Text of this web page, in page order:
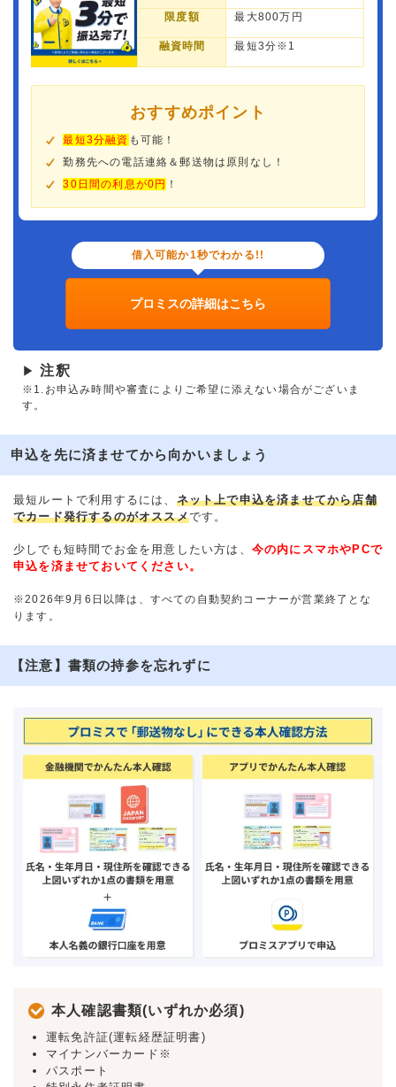
限度額 最大800万円
融資時間 最短3分※1
おすすめポイント
最短3分融資 も可能！
勤務先への電話連絡＆郵送物は原則なし！
30日間の利息が0円 ！
借入可能か1秒でわかる!!
プロミスの詳細はこちら
▶ 注釈
※1.お申込み時間や審査によりご希望に添えない場合がございま
す。
申込を先に済ませてから向かいましょう
最短ルートで利用するには、 ネット上で申込を済ませてから店舗
でカード発行するのがオススメです。
少しでも短時間でお金を用意したい方は、 今の内にスマホやPCで
申込を済ませておいてください。
※2026年9月6日以降は、すべての自動契約コーナーが営業終了とな
ります。
【注意】書類の持参を忘れずに
本人確認書類(いずれか必須)
運転免許証(運転経歴証明書)
マイナンバーカード※
パスポート